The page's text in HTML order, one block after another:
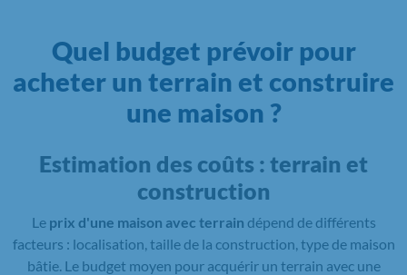
Quel budget prévoir pour
acheter un terrain et construire
une maison ?
Estimation des coûts : terrain et
construction
Le prix d'une maison avec terrain dépend de différents
facteurs : localisation, taille de la construction, type de maison
bâtie. Le budget moyen pour acquérir un terrain avec une